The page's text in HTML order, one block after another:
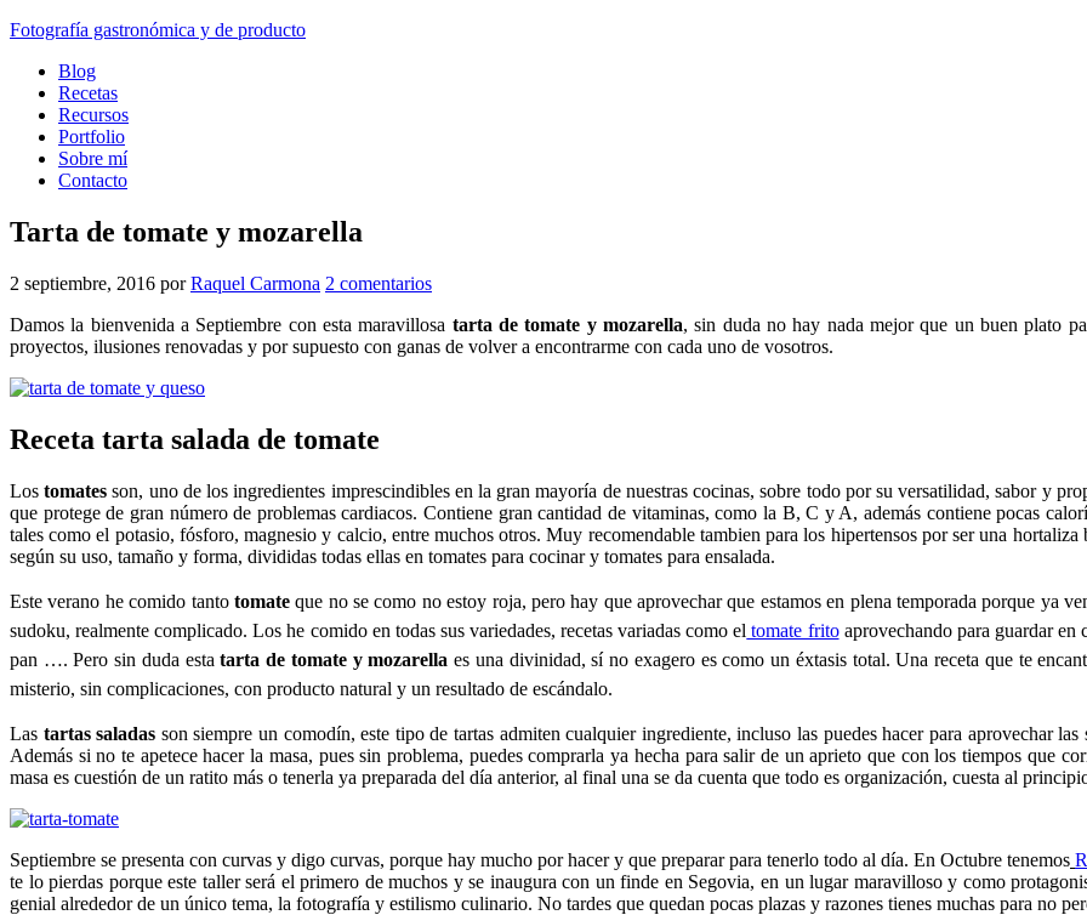
Fotografía gastronómica y de producto
Blog
Recetas
Recursos
Portfolio
Sobre mí
Contacto
Tarta de tomate y mozarella
2 septiembre, 2016 porRaquel Carmona 2 comentarios
Damos la bienvenida a Septiembre con esta maravillosa tarta de tomate y mozarella, sin duda no hay nada mejor que un buen plato
proyectos, ilusiones renovadas y por supuesto con ganas de volver a encontrarme con cada uno de vosotros.
Receta tarta salada de tomate
Los tomates son, uno de los ingredientes imprescindibles en la gran mayoría de nuestras cocinas, sobre todo por su versatilidad, sabor y
que protege de gran número de problemas cardiacos. Contiene gran cantidad de vitaminas, como la B, C y A, además contiene pocas
tales como el potasio, fósforo, magnesio y calcio, entre muchos otros. Muy recomendable tambien para los hipertensos por ser una
según su uso, tamaño y forma, divididas todas ellas en tomates para cocinar y tomates para ensalada.
Este verano he comido tanto tomateque no se como no estoy roja, pero hay que aprovechar que estamos en plena temporada porque ya
sudoku, realmente complicado. Los he comido en todas sus variedades, recetas variadas como el tomate fritoaprovechando para guardar en
pan …. Pero sin duda esta tarta de tomate y mozarella es una divinidad, sí no exagero es como un éxtasis total. Una receta que te
misterio, sin complicaciones, con producto natural y un resultado de escándalo.
Las tartas saladas son siempre un comodín, este tipo de tartas admiten cualquier ingrediente, incluso las puedes hacer para aprovechar
Además si no te apetece hacer la masa, pues sin problema, puedes comprarla ya hecha para salir de un aprieto que con los tiempos que
masa es cuestión de un ratito más o tenerla ya preparada del día anterior, al final una se da cuenta que todo es organización, cuesta al
Septiembre se presenta con curvas y digo curvas, porque hay mucho por hacer y que preparar para tenerlo todo al día. En Octubre tenemos
te lo pierdas porque este taller será el primero de muchos y se inaugura con un finde en Segovia, en un lugar maravilloso y como
genial alrededor de un único tema, la fotografía y estilismo culinario. No tardes que quedan pocas plazas y razones tienes muchas para no